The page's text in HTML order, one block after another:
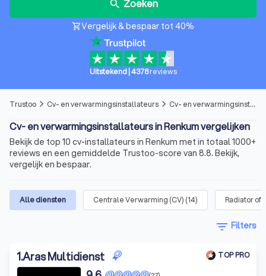
search Zoeken
shopping_cartVergelijk & bespaar tot 40%
Uitstekend| 4378 reviews
Trustoo arrow_forward_ios Cv- en verwarmingsinstallateurs arrow_forward_ios Cv- en verwarmingsinstallateurs in Renkum
Cv- en verwarmingsinstallateurs in Renkum vergelijken
Bekijk de top 10 cv-installateurs in Renkum met in totaal 1000+
reviews en een gemiddelde Trustoo-score van 8.8. Bekijk,
vergelijk en bespaar.
Alle diensten Centrale Verwarming (CV) (14) Radiator of
filter_list Filters
1.Aras Multidienst TOP PRO